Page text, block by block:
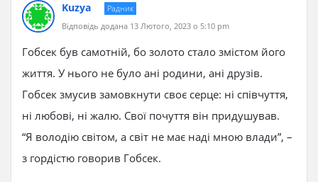
Kuzya
Радник
Відповідь додана 13 Лютого, 2023 о 5:10 pm
Гобсек був самотній, бо золото стало змістом його
життя. У нього не було ані родини, ані друзів.
Гобсек змусив замовкнути своє серце: ні співчуття,
ні любові, ні жалю. Свої почуття він придушував.
“Я володію світом, а світ не має наді мною влади”, –
з гордістю говорив Гобсек.